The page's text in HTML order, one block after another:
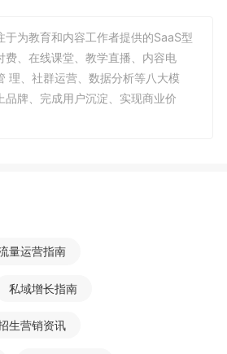
于为教育和内容工作者提供的SaaS型
费、在线课堂、教学直播、内容电
理、社群运营、数据分析等八大模
品牌、完成用户沉淀、实现商业价
量运营指南
私域增长指南
生营销资讯